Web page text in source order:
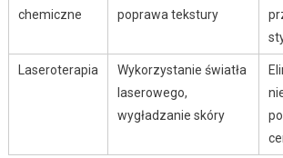
chemiczne
poprawa tekstury
Laseroterapia
Wykorzystanie światła
laserowego,
wygładzanie skóry